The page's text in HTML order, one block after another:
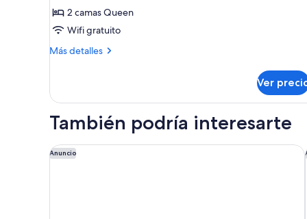
2 camas Queen
Wifi gratuito
Más detalles
Más
Room
Ver
También podría interesarte
Anuncio
Bikube Coliving Hôtel - Montpellier Centre Gare St